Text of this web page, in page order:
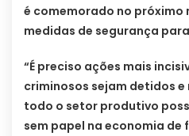
é comemorado no próximo
medidas de segurança
“É preciso ações mais
criminosos sejam detidos
todo o setor produtivo
sem papel na economia de